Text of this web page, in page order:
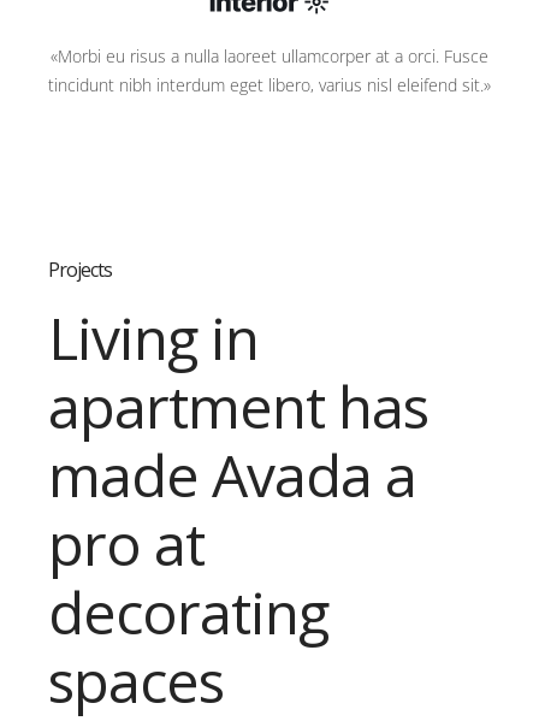
«Morbi eu risus a nulla laoreet ullamcorper at a orci. Fusce
tincidunt nibh interdum eget libero, varius nisl eleifend sit.»
Projects
Living in
apartment has
made Avada a
pro at
decorating
spaces